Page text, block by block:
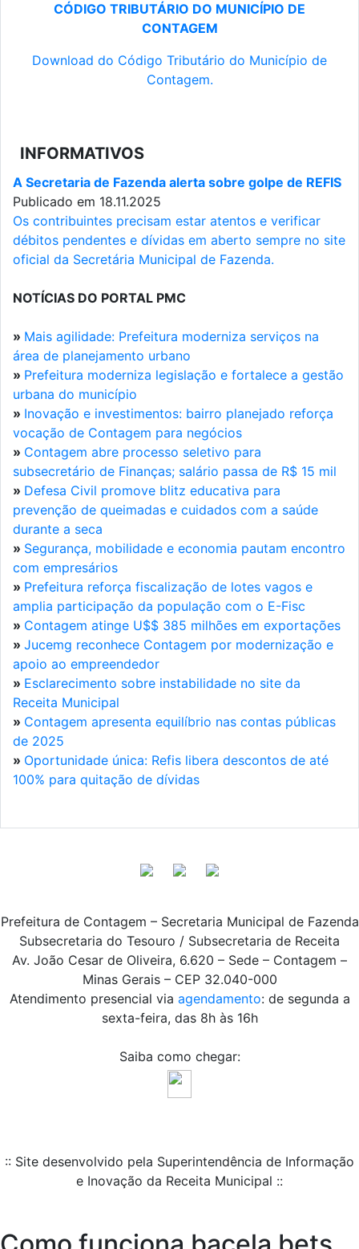
CÓDIGO TRIBUTÁRIO DO MUNICÍPIO DE
CONTAGEM
Download do Código Tributário do Município de
Contagem.
INFORMATIVOS
A Secretaria de Fazenda alerta sobre golpe de REFIS
Publicado em 18.11.2025
Os contribuintes precisam estar atentos e verificar
débitos pendentes e dívidas em aberto sempre no site
oficial da Secretária Municipal de Fazenda.
NOTÍCIAS DO PORTAL PMC
» Mais agilidade: Prefeitura moderniza serviços na
área de planejamento urbano
» Prefeitura moderniza legislação e fortalece a gestão
urbana do município
» Inovação e investimentos: bairro planejado reforça
vocação de Contagem para negócios
» Contagem abre processo seletivo para
subsecretário de Finanças; salário passa de R$ 15 mil
» Defesa Civil promove blitz educativa para
prevenção de queimadas e cuidados com a saúde
durante a seca
» Segurança, mobilidade e economia pautam encontro
com empresários
» Prefeitura reforça fiscalização de lotes vagos e
amplia participação da população com o E-Fisc
» Contagem atinge U$$ 385 milhões em exportações
» Jucemg reconhece Contagem por modernização e
apoio ao empreendedor
» Esclarecimento sobre instabilidade no site da
Receita Municipal
» Contagem apresenta equilíbrio nas contas públicas
de 2025
» Oportunidade única: Refis libera descontos de até
100% para quitação de dívidas
Prefeitura de Contagem – Secretaria Municipal de Fazenda
Subsecretaria do Tesouro / Subsecretaria de Receita
Av. João Cesar de Oliveira, 6.620 – Sede – Contagem –
Minas Gerais – CEP 32.040-000
Atendimento presencial via agendamento: de segunda a
sexta-feira, das 8h às 16h
Saiba como chegar:
:: Site desenvolvido pela Superintendência de Informação
e Inovação da Receita Municipal ::